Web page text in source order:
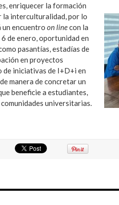
enriquecer la formación
la interculturalidad,por lo
un encuentro on linecon la
de enero, oportunidad en
pasantías, estadías de
en proyectos
iniciativas de I+D+i en
manera de concretar un
beneficie a estudiantes,
comunidades universitarias.